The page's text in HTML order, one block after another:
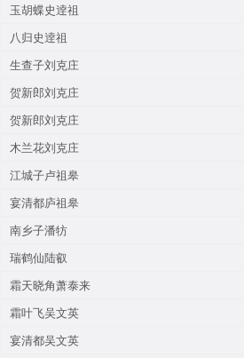
玉胡蝶史逹祖
八归史逹祖
生查子刘克庄
贺新郎刘克庄
贺新郎刘克庄
木兰花刘克庄
江城子卢祖皋
宴清都庐祖皋
南乡子潘牥
瑞鹤仙陆叡
霜天晓角萧泰来
霜叶飞吴文英
宴清都吴文英